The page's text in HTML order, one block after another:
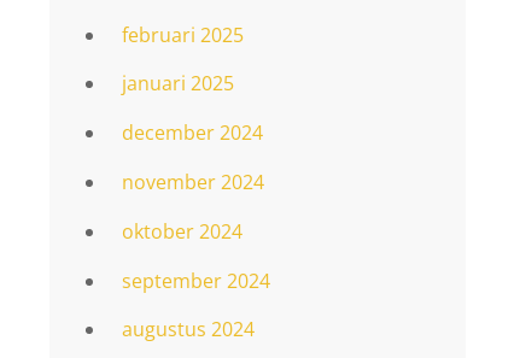
februari 2025
januari 2025
december 2024
november 2024
oktober 2024
september 2024
augustus 2024